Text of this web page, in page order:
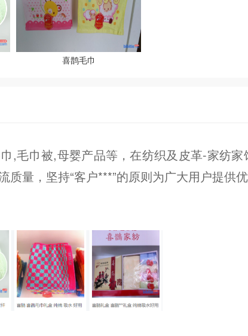
喜鹊毛巾
,毛巾被,母婴产品等，在纺织及皮革-家纺家
量，坚持“客户***”的原则为广大用户提供